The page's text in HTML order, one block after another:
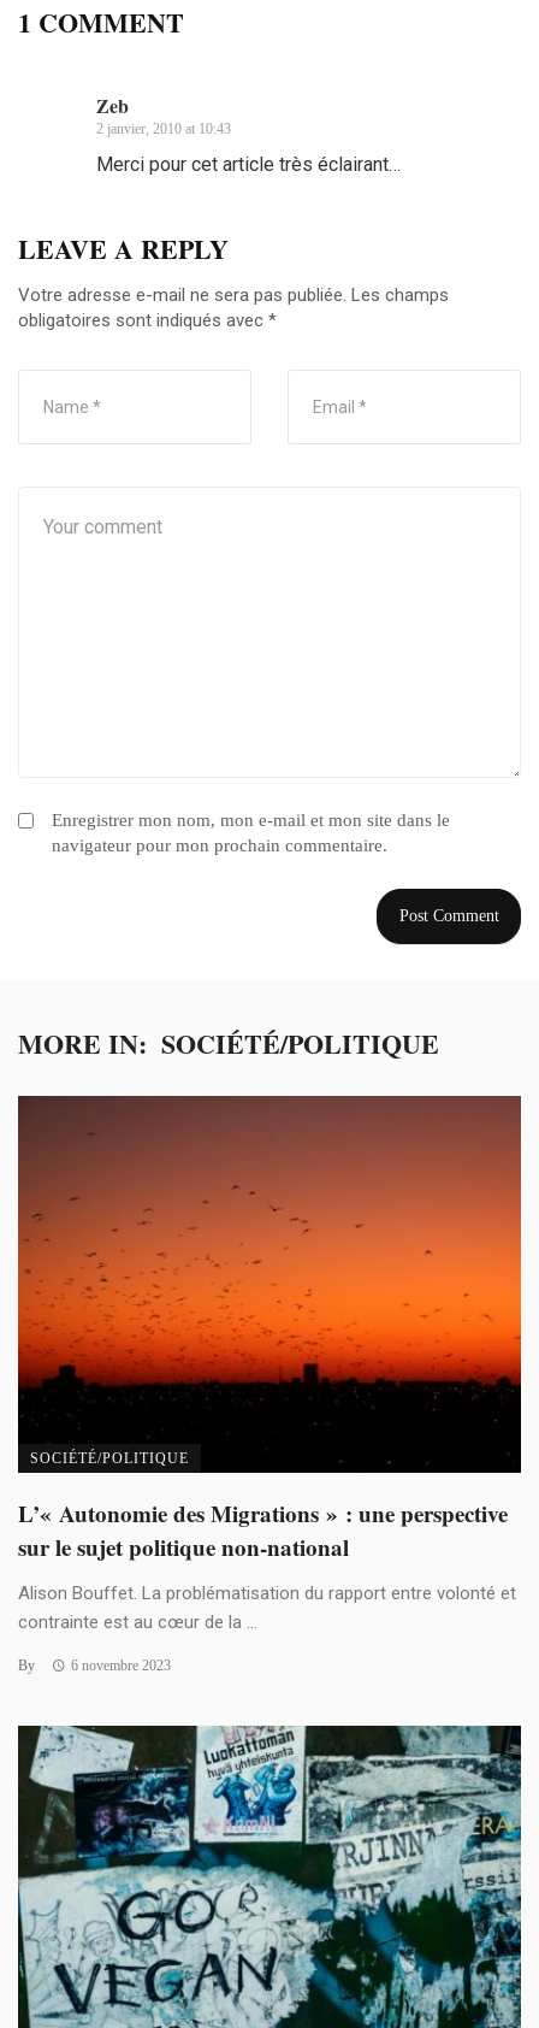
1 COMMENT
Zeb
2 janvier, 2010 at 10:43
Merci pour cet article très éclairant…
LEAVE A REPLY
Votre adresse e-mail ne sera pas publiée. Les champs
obligatoires sont indiqués avec *
Enregistrer mon nom, mon e-mail et mon site dans le
navigateur pour mon prochain commentaire.
MORE IN: SOCIÉTÉ/POLITIQUE
SOCIÉTÉ/POLITIQUE
L’« Autonomie des Migrations » : une perspective
sur le sujet politique non-national
Alison Bouffet. La problématisation du rapport entre volonté et
contrainte est au cœur de la ...
By 6 novembre 2023